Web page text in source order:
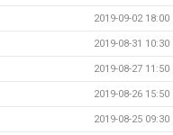
2019-09-02 18:00
2019-08-31 10:30
2019-08-27 11:50
2019-08-26 15:50
2019-08-25 09:30